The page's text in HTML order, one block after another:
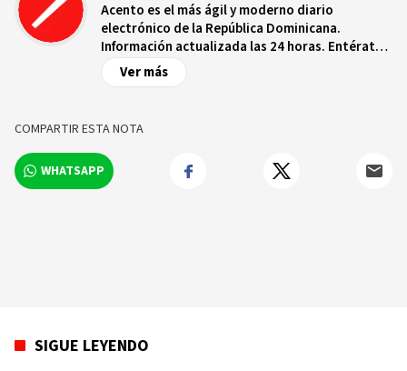
Acento es el más ágil y moderno diario
electrónico de la República Dominicana.
Información actualizada las 24 horas. Entérate
de las noticias y sucesos más importantes a
nivel nacional e internacional, videos y fotos
Ver más
COMPARTIR ESTA NOTA
WHATSAPP
SIGUE LEYENDO